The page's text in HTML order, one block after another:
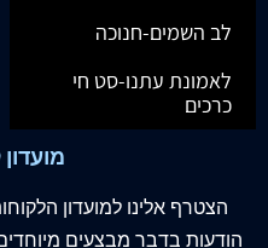
לב השמים-חנוכה
לאמונת עתנו-סט חי
כרכים
הצטרף אלינו למועדון
הודעות בדבר מבצעים